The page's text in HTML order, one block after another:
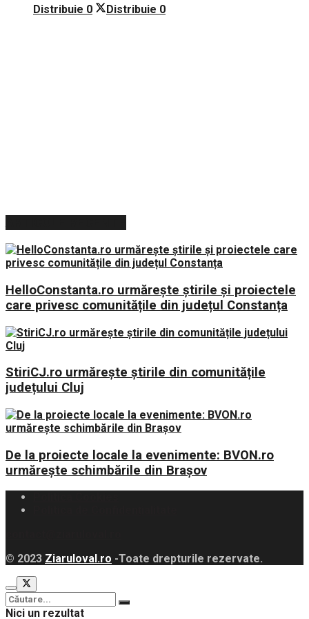
Distribuie 0 Distribuie 0
HelloConstanta.ro urmărește știrile și proiectele
care privesc comunitățile din județul Constanța
StiriCJ.ro urmărește știrile din comunitățile
județului Cluj
De la proiecte locale la evenimente: BVON.ro
urmărește schimbările din Brașov
© 2023 Ziaruloval.ro -Toate drepturile rezervate.
Nici un rezultat